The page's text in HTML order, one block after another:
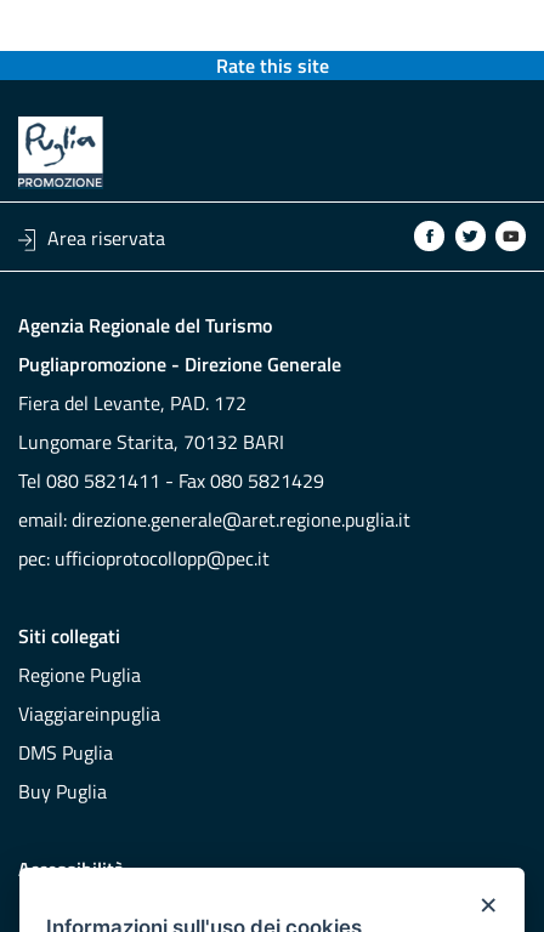
×
Informazioni sull'uso dei cookies
Rate this site
Area riservata
Agenzia Regionale del Turismo
Pugliapromozione - Direzione Generale
Fiera del Levante, PAD. 172
Lungomare Starita, 70132 BARI
Tel 080 5821411 - Fax 080 5821429
email:direzione.generale@aret.regione.puglia.it
pec: ufficioprotocollopp@pec.it
Siti collegati
Regione Puglia
Viaggiareinpuglia
DMS Puglia
Buy Puglia
Accessibilità